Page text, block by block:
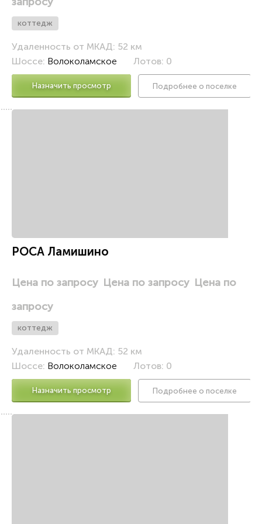
коттедж
Удаленность от МКАД: 52 км
Шоссе: Волоколамское Лотов: 0
Назначить просмотр Подробнее о поселке
РОСА Ламишино
Цена по запросу Цена по запросу Цена по
запросу
коттедж
Удаленность от МКАД: 52 км
Шоссе: Волоколамское Лотов: 0
Назначить просмотр Подробнее о поселке